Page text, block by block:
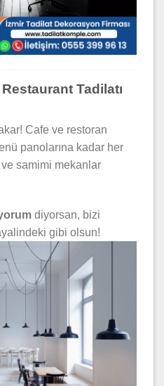
Tadilatı
Cafe ve restoran
panolarına kadar her
samimi mekanlar
diyorsan, bizi
gibi olsun!